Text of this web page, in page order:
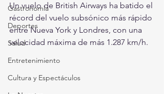
Gastronomía
Deportes
Salud
Entretenimiento
Cultura y Espectáculos
Un vuelo de British Airways ha batido el
récord del vuelo subsónico más rápido
entre Nueva York y Londres, con una
velocidad máxima de más 1.287 km/h.